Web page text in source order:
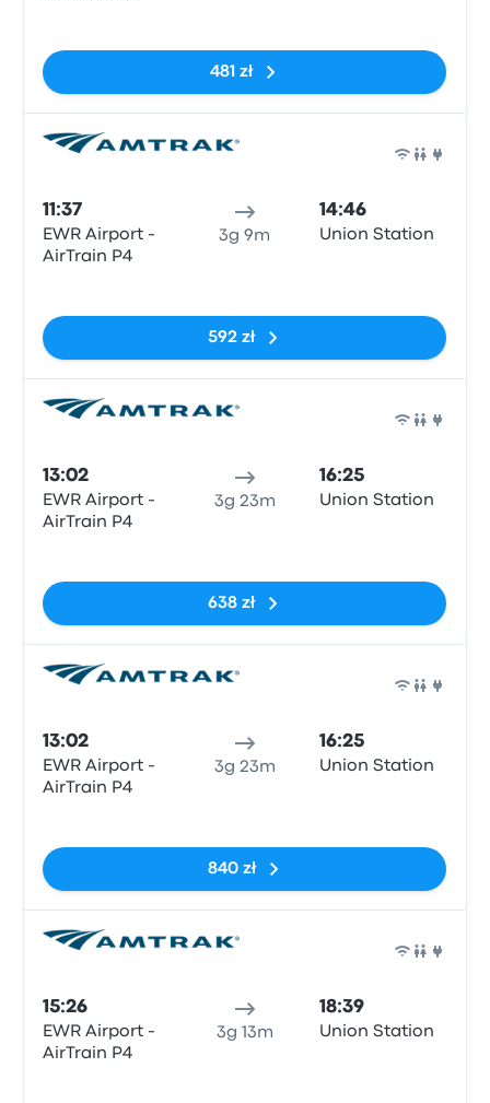
481 zł
11:37
EWR Airport -
AirTrain P4
3g 9m
14:46
Union Station
592 zł
13:02
EWR Airport -
AirTrain P4
3g 23m
16:25
Union Station
638 zł
13:02
EWR Airport -
AirTrain P4
3g 23m
16:25
Union Station
840 zł
15:26
EWR Airport -
AirTrain P4
3g 13m
18:39
Union Station